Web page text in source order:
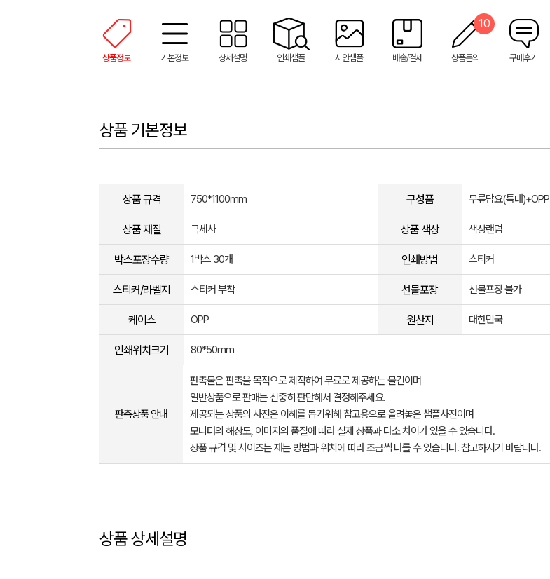
상품정보 기본정보 상세설명 인쇄샘플 시안샘플 배송/결제 상품문의
10
구매후기
상품 기본정보
상품 규격 750*1100mm 구성품 무릎담요(특대)+OPP
상품 재질 극세사 상품 색상 색상랜덤
박스포장수량 1박스 30개 인쇄방법 스티커
스티커/라벨지 스티커 부착 선물포장 선물포장 불가
케이스 OPP 원산지 대한민국
인쇄위치크기 80*50mm
판촉상품 안내
판촉물은 판촉을 목적으로 제작하여 무료로 제공하는 물건이며
일반상품으로 판매는 신중히 판단해서 결정해주세요.
제공되는 상품의 사진은 이해를 돕기위해 참고용으로 올려놓은 샘플사진이며
모니터의 해상도, 이미지의 품질에 따라 실제 상품과 다소 차이가 있을 수 있습니다.
상품 규격 및 사이즈는 재는 방법과 위치에 따라 조금씩 다를 수 있습니다. 참고하시기 바랍니다.
상품 상세설명